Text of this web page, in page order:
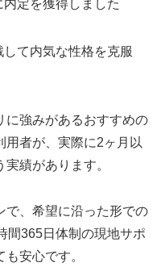
定を獲得しました
て内気な性格を克服
に強みがあるおすすめの
用者が、実際に2ヶ月以
績があります。
で、希望に沿った形での
間365日体制の現地サポ
安心です。